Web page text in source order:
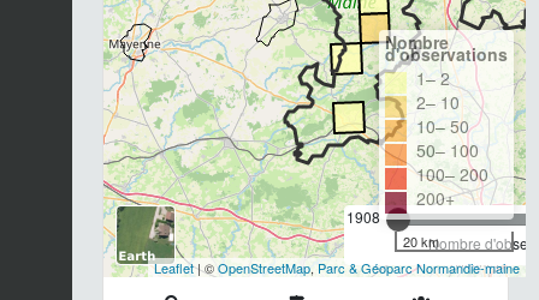
1908
Nombre
Nombre
d'observations
1– 2
2– 10
10– 50
50– 100
100– 200
200+
20 km
Leaflet| ©OpenStreetMap, Parc & Géoparc Normandie-maine